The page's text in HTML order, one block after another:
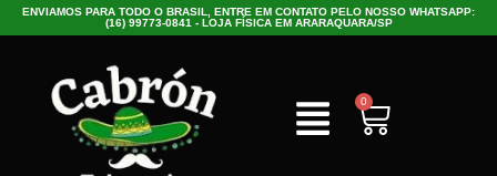
ENVIAMOS PARA TODO O BRASIL, ENTRE EM CONTATO PELO NOSSO WHATSAPP:
(16) 99773-0841 - LOJA FÍSICA EM ARARAQUARA/SP
0